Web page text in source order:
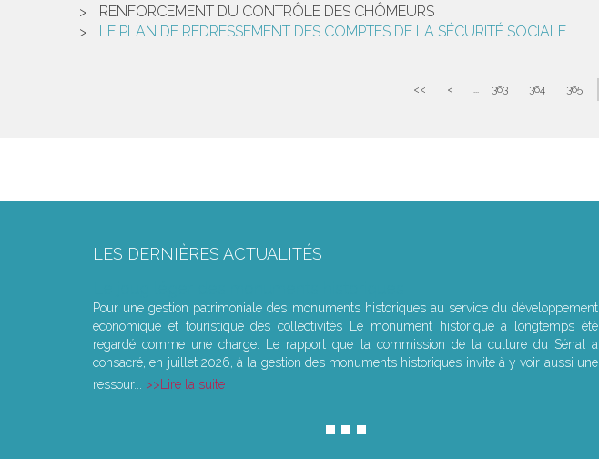
RENFORCEMENT DU CONTRÔLE DES CHÔMEURS
LE PLAN DE REDRESSEMENT DES COMPTES DE LA SÉCURITÉ SOCIALE
<< < ... 363 364 365
LES DERNIÈRES ACTUALITÉS
Pour une gestion patrimoniale des monuments historiques au service du développement
économique et touristique des collectivités Le monument historique a longtemps été
regardé comme une charge. Le rapport que la commission de la culture du Sénat a
consacré, en juillet 2026, à la gestion des monuments historiques invite à y voir aussi une
ressour...
Lire la suite